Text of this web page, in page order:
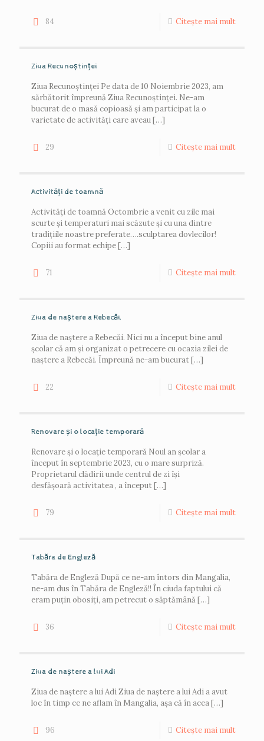
84 Citește mai mult
Ziua Recunoștinței
Ziua Recunoștinței Pe data de 10 Noiembrie 2023, am
sărbătorit împreună Ziua Recunoștinței. Ne-am
bucurat de o masă copioasă și am participat la o
varietate de activități care aveau[…]
29 Citește mai mult
Activități de toamnă
Activități de toamnă Octombrie a venit cu zile mai
scurte și temperaturi mai scăzute și cu una dintre
tradițiile noastre preferate….sculptarea dovlecilor!
Copiii au format echipe[…]
71 Citește mai mult
Ziua de naștere a Rebecăi.
Ziua de naștere a Rebecăi. Nici nu a început bine anul
școlar că am și organizat o petrecere cu ocazia zilei de
naștere a Rebecăi. Împreună ne-am bucurat[…]
22 Citește mai mult
Renovare și o locație temporară
Renovare și o locație temporară Noul an școlar a
început în septembrie 2023, cu o mare surpriză.
Proprietarul clădirii unde centrul de zi își
desfășoară activitatea , a început[…]
79 Citește mai mult
Tabăra de Engleză
Tabăra de Engleză După ce ne-am întors din Mangalia,
ne-am dus în Tabăra de Engleză!! În ciuda faptului că
eram puțin obosiți, am petrecut o săptămână[…]
36 Citește mai mult
Ziua de naștere a lui Adi
Ziua de naștere a lui Adi Ziua de naștere a lui Adi a avut
loc în timp ce ne aflam în Mangalia, așa că în acea[…]
96 Citește mai mult